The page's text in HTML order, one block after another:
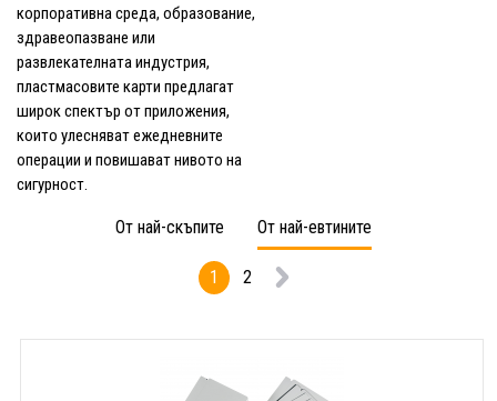
корпоративна среда, образование,
здравеопазване или
развлекателната индустрия,
пластмасовите карти предлагат
широк спектър от приложения,
които улесняват ежедневните
операции и повишават нивото на
сигурност.
От най-скъпите От най-евтините
1 2